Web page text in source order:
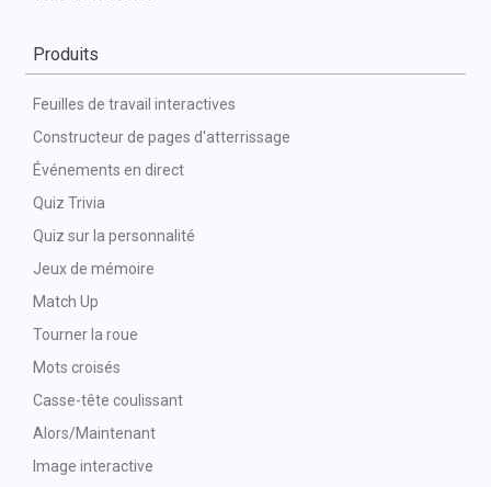
Produits
Feuilles de travail interactives
Constructeur de pages d'atterrissage
Événements en direct
Quiz Trivia
Quiz sur la personnalité
Jeux de mémoire
Match Up
Tourner la roue
Mots croisés
Casse-tête coulissant
Alors/Maintenant
Image interactive